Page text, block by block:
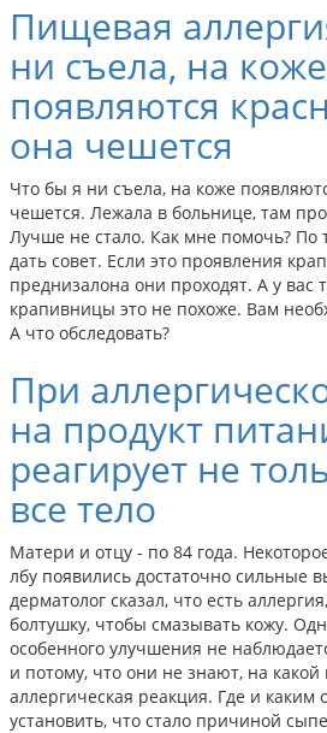
Пищевая
ни съела, на коже
появляются
она чешется
Что бы я ни съела, на коже
чешется. Лежала в больнице, там
Лучше не стало. Как мне помочь? По
дать совет. Если это проявления
преднизалона они проходят. А у вас
крапивницы это не похоже. Вам
А что обследовать?
При
на продукт
реагирует не
все тело
Матери и отцу - по 84 года.
лбу появились достаточно сильные
дерматолог сказал, что есть
болтушку, чтобы смазывать кожу.
особенного улучшения не
и потому, что они не знают, на какой
аллергическая реакция. Где и каким
установить, что стало причиной